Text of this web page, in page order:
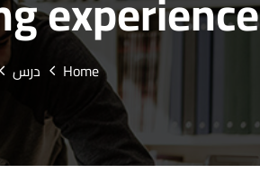
Home درس